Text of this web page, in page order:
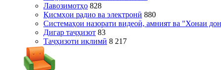
Лавозимотҳо 828
Қисмҳои радио ва электронӣ 880
Системаҳои назорати видеоӣ, амният ва "Хонаи
Дигар таҷҳизот 83
Таҷҳизоти иқлимӣ 8 217